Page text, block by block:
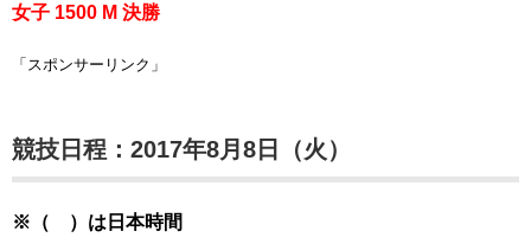
女子 1500 M 決勝
「スポンサーリンク」
競技日程：2017年8月8日（火）
※（ ）は日本時間